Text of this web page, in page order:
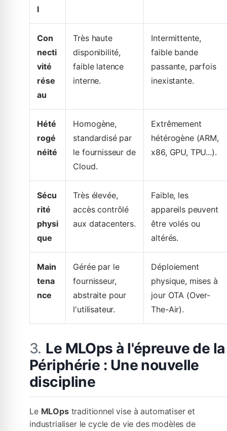
l
Con
necti
vité
rése
au
Très haute
disponibilité,
faible latence
interne.
Intermittente,
faible bande
passante, parfois
inexistante.
Hété
rogé
néité
Homogène,
standardisé par
le fournisseur de
Cloud.
Extrêmement
hétérogène (ARM,
x86, GPU, TPU...).
Sécu
rité
physi
que
Très élevée,
accès contrôlé
aux datacenters.
Faible, les
appareils peuvent
être volés ou
altérés.
Main
tena
nce
Gérée par le
fournisseur,
abstraite pour
l'utilisateur.
Déploiement
physique, mises à
jour OTA (Over-
The-Air).
Le MLOps à l'épreuve de la
Périphérie : Une nouvelle
discipline
Le MLOpstraditionnel vise à automatiser et
industrialiser le cycle de vie des modèles de